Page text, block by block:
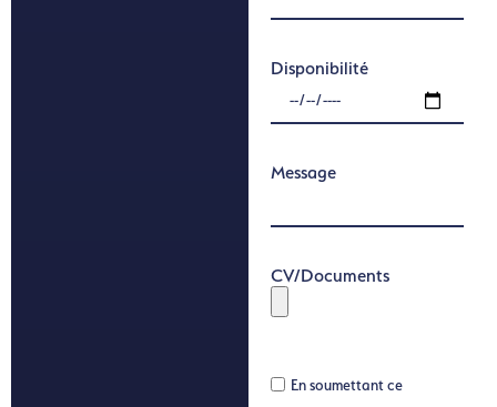
Disponibilité
Message
CV/Documents
En soumettant ce